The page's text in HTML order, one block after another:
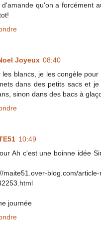
d'amande qu'on a forcément
Joyeux 08:40
les blancs, je les congèle
dans des petits sacs et
sinon dans des bacs à
10:49
Ah c'est une boinne idée
maite51.over-blog.com/
journée